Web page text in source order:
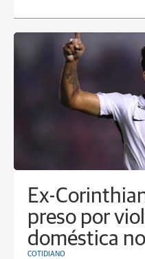
Ex-
preso por
doméstica
COTIDIANO